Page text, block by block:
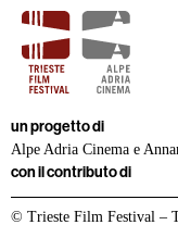
un progetto di
Alpe Adria Cinema e
con il contributo di
© Trieste Film Festival –